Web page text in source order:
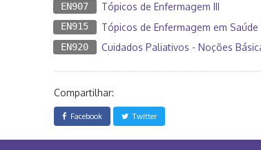
EN907 Tópicos de Enfermagem III
EN915 Tópicos de Enfermagem em Saúde
EN920 Cuidados Paliativos - Noções
Compartilhar:
Facebook Twitter